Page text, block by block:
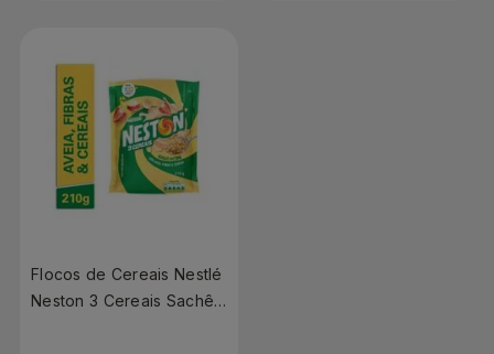
Flocos de Cereais Nestlé
Neston 3 Cereais Sachê